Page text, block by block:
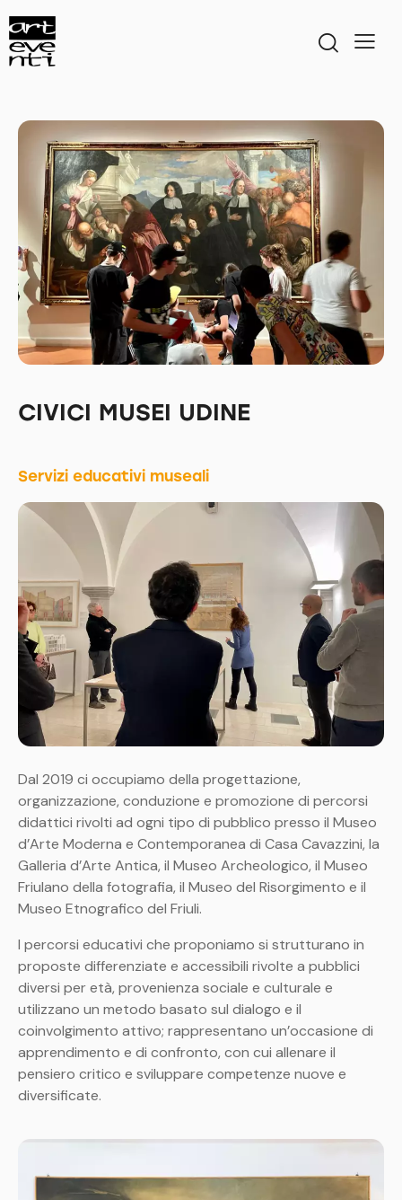
CIVICI MUSEI UDINE
Servizi educativi museali
Dal 2019 ci occupiamo della progettazione,
organizzazione, conduzione e promozione di percorsi
didattici rivolti ad ogni tipo di pubblico presso il Museo
d’Arte Moderna e Contemporanea di Casa Cavazzini, la
Galleria d’Arte Antica, il Museo Archeologico, il Museo
Friulano della fotografia, il Museo del Risorgimento e il
Museo Etnografico del Friuli.
I percorsi educativi che proponiamo si strutturano in
proposte differenziate e accessibili rivolte a pubblici
diversi per età, provenienza sociale e culturale e
utilizzano un metodo basato sul dialogo e il
coinvolgimento attivo; rappresentano un’occasione di
apprendimento e di confronto, con cui allenare il
pensiero critico e sviluppare competenze nuove e
diversificate.